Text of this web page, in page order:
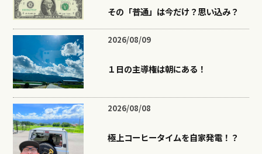
その「普通」は今だけ？思い込み？
2026/08/09
１日の主導権は朝にある！
2026/08/08
極上コーヒータイムを自家発電！？